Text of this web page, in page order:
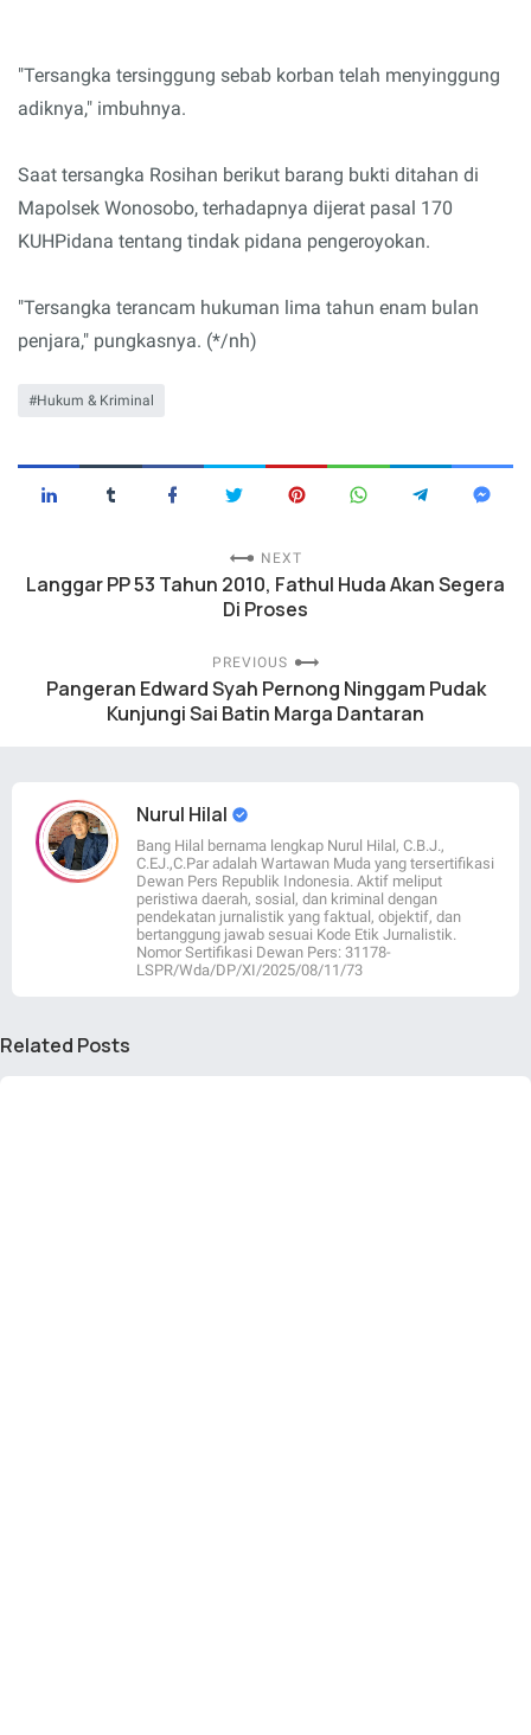
"Tersangka tersinggung sebab korban telah menyinggung
adiknya," imbuhnya.
Saat tersangka Rosihan berikut barang bukti ditahan di
Mapolsek Wonosobo, terhadapnya dijerat pasal 170
KUHPidana tentang tindak pidana pengeroyokan.
"Tersangka terancam hukuman lima tahun enam bulan
penjara," pungkasnya. (*/nh)
Hukum & Kriminal
NEXT
Langgar PP 53 Tahun 2010, Fathul Huda Akan Segera
Di Proses
PREVIOUS
Pangeran Edward Syah Pernong Ninggam Pudak
Kunjungi Sai Batin Marga Dantaran
Nurul Hilal
Bang Hilal bernama lengkap Nurul Hilal, C.B.J.,
C.EJ.,C.Par adalah Wartawan Muda yang tersertifikasi
Dewan Pers Republik Indonesia. Aktif meliput
peristiwa daerah, sosial, dan kriminal dengan
pendekatan jurnalistik yang faktual, objektif, dan
bertanggung jawab sesuai Kode Etik Jurnalistik.
Nomor Sertifikasi Dewan Pers: 31178-
LSPR/Wda/DP/XI/2025/08/11/73
Related Posts